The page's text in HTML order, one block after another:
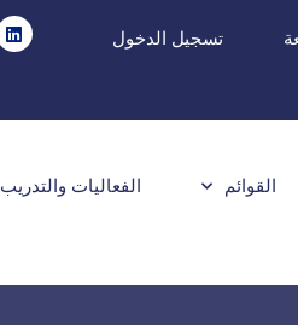
تسجيل الدخول
القوائم الفعاليات والتدريب